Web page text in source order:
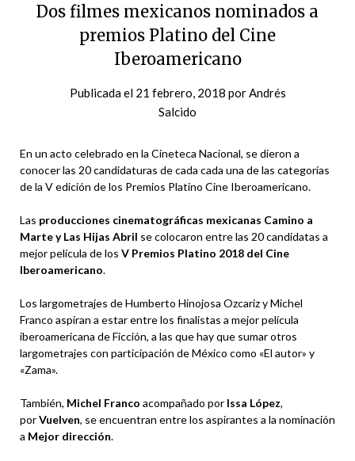
Dos filmes mexicanos nominados a
premios Platino del Cine
Iberoamericano
Publicada el 21 febrero, 2018 porAndrés
Salcido
En un acto celebrado en la Cineteca Nacional, se dieron a
conocer las 20 candidaturas de cada cada una de las categorías
de la V edición de los Premios Platino Cine Iberoamericano.
Las producciones cinematográficas mexicanas Camino a
Marte y Las Hijas Abril se colocaron entre las 20 candidatas a
mejor película de los V Premios Platino 2018 del Cine
Iberoamericano.
Los largometrajes de Humberto Hinojosa Ozcariz y Michel
Franco aspiran a estar entre los finalistas a mejor película
iberoamericana de Ficción, a las que hay que sumar otros
largometrajes con participación de México como «El autor» y
«Zama».
También, Michel Franco acompañado por Issa López,
porVuelven, se encuentran entre los aspirantes a la nominación
a Mejor dirección.